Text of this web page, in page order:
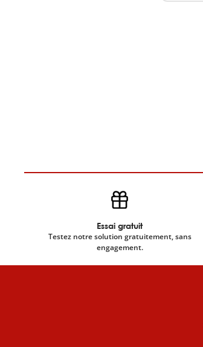
Essai gratuit
Testez notre solution gratuitement, sans
engagement.